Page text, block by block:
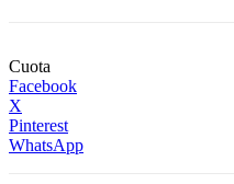
Cuota
Facebook
X
Pinterest
WhatsApp